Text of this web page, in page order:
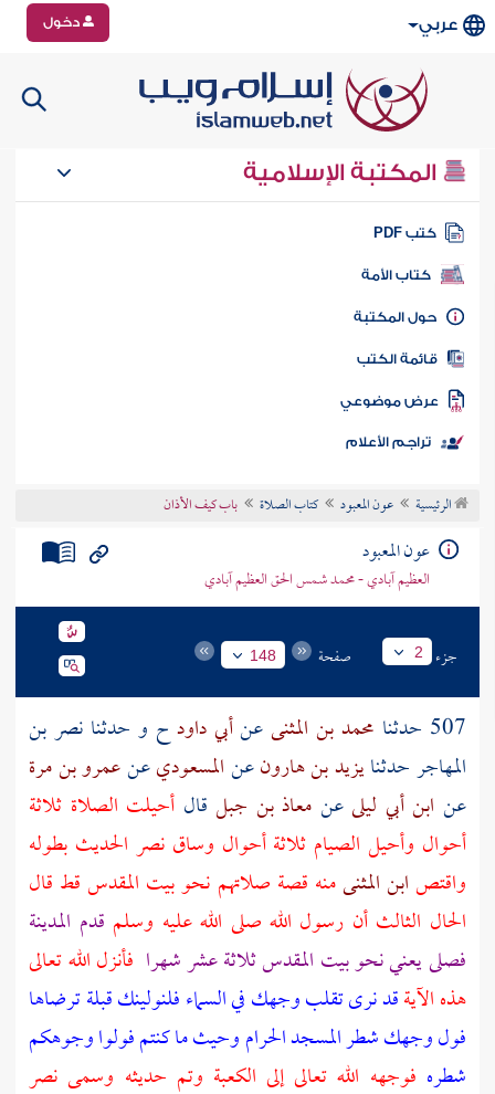
عربي دخول
المكتبة الإسلامية
كتب PDF
كتاب الأمة
المكتبة
الكتب
موضوعي
تراجم الأعلام
الرئيسية عون المعبود كتاب الصلاة باب كيف الأذان
عون المعبود
العظيم آبادي - محمد شمس الحق العظيم آبادي
جزء 2 صفحة 148
507 حدثنا محمد بن المثنىعنأبي داود ح و حدثنا نصر بن
المهاجرحدثنايزيد بن هارونعنالمسعوديعنعمرو بن مرة
عن ابن أبي ليلىعن معاذ بن جبل قال أحيلت الصلاة ثلاثة
أحوال وأحيل الصيام ثلاثة أحوال وساقنصر الحديث بطوله
واقتصابن المثنىمنه قصة صلاتهم نحوبيت المقدسقط قال
الحال الثالث أن رسول الله صلى الله عليه وسلم قدم المدينة
فصلى يعني نحوبيت المقدسثلاثة عشر شهرا فأنزل الله تعالى
هذه الآيةقد نرى تقلب وجهك في السماء فلنولينك قبلة ترضاها
فول وجهك شطرالمسجد الحراموحيث ما كنتم فولوا وجوهكم
شطره فوجهه الله تعالى إلى الكعبة وتم حديثه وسمى نصر